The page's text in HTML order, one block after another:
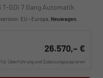
T-GDi 7 Gang Automatik
EU - Europa, Neuwagen,
26.570,– €
Überführung und Zulassungspapieren